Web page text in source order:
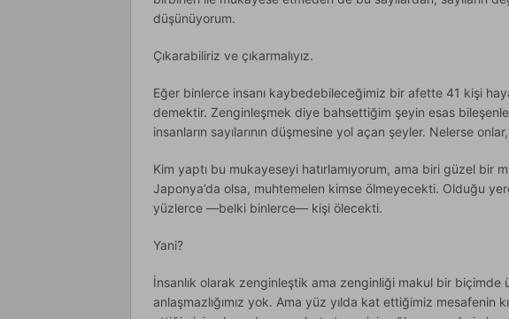
düşünüyorum.
Çıkarabiliriz ve çıkarmalıyız.
Eğer binlerce insanı kaybedebileceğimiz bir afette 41 kişi
demektir. Zenginleşmek diye bahsettiğim şeyin esas
insanların sayılarının düşmesine yol açan şeyler. Nelerse
Kim yaptı bu mukayeseyi hatırlamıyorum, ama biri güzel bir
Japonya’da olsa, muhtemelen kimse ölmeyecekti. Olduğu
yüzlerce —belki binlerce— kişi ölecekti.
Yani?
İnsanlık olarak zenginleştik ama zenginliği makul bir biçimde
anlaşmazlığımız yok. Ama yüz yılda kat ettiğimiz mesafenin